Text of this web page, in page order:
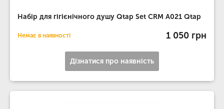
Набір для гігієнічного душу Qtap Set CRM A021 Qtap
Немає в наявності 1 050 грн
Дізнатися про наявність